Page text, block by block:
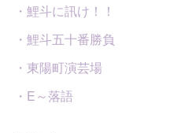
・鯉斗に訊け！！
・鯉斗五十番勝負
・東陽町演芸場
・E～落語